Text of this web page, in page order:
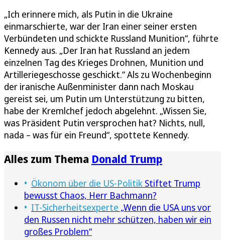
„Ich erinnere mich, als Putin in die Ukraine
einmarschierte, war der Iran einer seiner ersten
Verbündeten und schickte Russland Munition“, führte
Kennedy aus. „Der Iran hat Russland an jedem
einzelnen Tag des Krieges Drohnen, Munition und
Artilleriegeschosse geschickt.“ Als zu Wochenbeginn
der iranische Außenminister dann nach Moskau
gereist sei, um Putin um Unterstützung zu bitten,
habe der Kremlchef jedoch abgelehnt. „Wissen Sie,
was Präsident Putin versprochen hat? Nichts, null,
nada – was für ein Freund“, spottete Kennedy.
Alles zum Thema Donald Trump
Ökonom über die US-Politik Stiftet Trump
bewusst Chaos, Herr Bachmann?
IT-Sicherheitsexperte „Wenn die USA uns vor
den Russen nicht mehr schützen, haben wir ein
großes Problem“